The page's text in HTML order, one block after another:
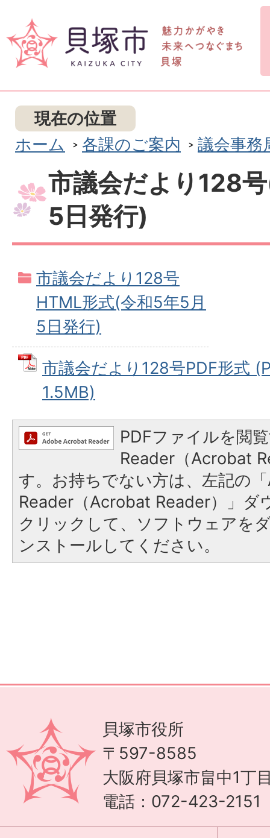
現在の位置
ホーム
各課のご案内 議会事務
市議会だより128
5日発行)
市議会だより128号
HTML形式(令和5年5月
5日発行)
市議会だより128号PDF形式
1.5MB)
PDFファイルを閲
Reader（Acrobat
す。お持ちでない方は、左記の
Reader（Acrobat Reader）」ダ
クリックして、ソフトウェアを
ンストールしてください。
貝塚市役所
〒597-8585
大阪府貝塚市畠中1丁
電話：072-423-2151